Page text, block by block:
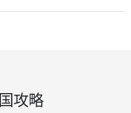
攻略